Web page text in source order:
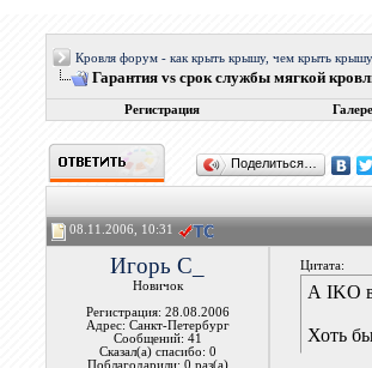
Кровля форум - как крыть крышу, чем крыть
Гарантия vs срок службы мягкой
Регистрация
Поделиться…
08.11.2006, 10:31
Игорь С_
Новичок
Регистрация: 28.08.2006
Адрес: Санкт-Петербург
Сообщений: 41
Сказал(а) спасибо: 0
Поблагодарили: 0 раз(а)
Цитата:
А IKO
Хоть